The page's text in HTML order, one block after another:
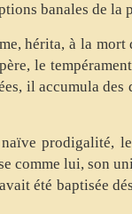
banales de la
hérita, à la mort
le
il accumula
prodigalité,
comme lui, son
été baptisée